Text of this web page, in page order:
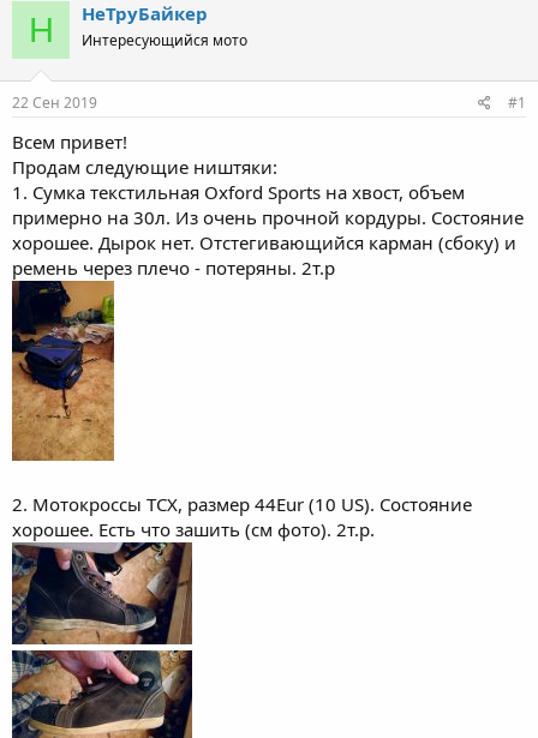
Н НеТруБайкер
Интересующийся мото
22 Сен 2019 #1
Всем привет!
Продам следующие ништяки:
1. Сумка текстильная Oxford Sports на хвост, объем
примерно на 30л. Из очень прочной кордуры. Состояние
хорошее. Дырок нет. Отстегивающийся карман (сбоку) и
ремень через плечо - потеряны. 2т.р
2. Мотокроссы TCX, размер 44Eur (10 US). Состояние
хорошее. Есть что зашить (см фото). 2т.р.